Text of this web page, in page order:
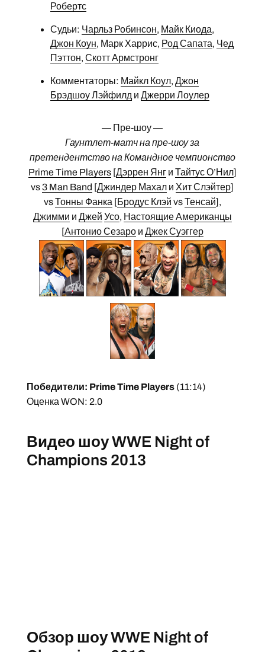
Робертс
Судьи: Чарльз Робинсон, Майк Киода,
Джон Коун, Марк Харрис, Род Сапата, Чед
Пэттон, Скотт Армстронг
Комментаторы: Майкл Коул, Джон
Брэдшоу Лэйфилд и Джерри Лоулер
— Пре-шоу —
Гаунтлет-матч на пре-шоу за
претендентство на Командное чемпионство
Prime Time Players[Дэррен Янги Тайтус О’Нил]
vs3 Man Band [Джиндер Махал и Хит Слэйтер]
vsТонны Фанка [Бродус Клэй vsТенсай],
Джимми и Джей Усо, Настоящие Американцы
[Антонио Сезарои Джек Суэггер
Победители: Prime Time Players(11:14)
Оценка WON: 2.0
Видео шоу WWE Night of
Champions 2013
Обзор шоу WWE Night of